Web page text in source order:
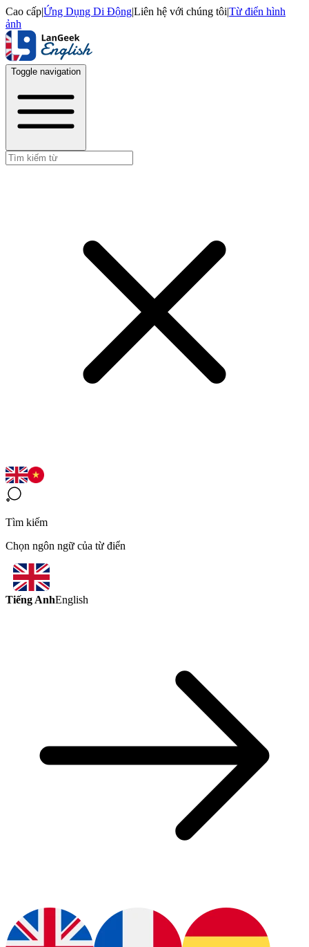
Cao cấp|Ứng Dụng Di Động|Liên hệ với chúng tôi|Từ điển hình
ảnh
Toggle navigation
Tìm kiếm
Chọn ngôn ngữ của từ điển
Tiếng AnhEnglish